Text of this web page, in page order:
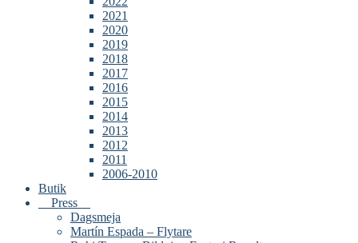
2021
2020
2019
2018
2017
2016
2015
2014
2013
2012
2011
2006-2010
Butik
Press
Dagsmeja
Martín Espada – Flytare